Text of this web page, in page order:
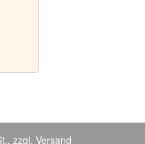
zzgl. Versand